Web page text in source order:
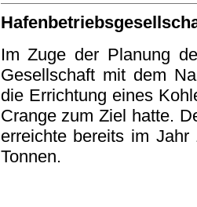
Im Zuge der Planung
Gesellschaft mit dem
die Errichtung eines
Crange zum Ziel hatte.
erreichte bereits im
Tonnen.